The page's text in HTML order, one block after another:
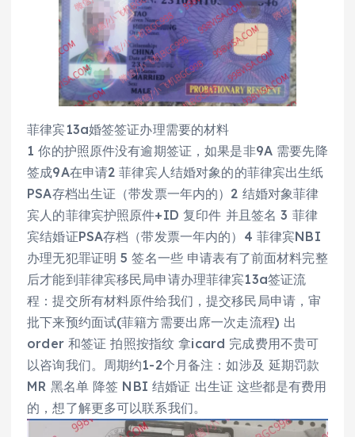
菲律宾13a婚签签证办理需要的材料
1 你的护照原件没有逾期签证，如果是非9A 需要先降
签成9A在申请2 菲律宾人结婚对象的的菲律宾出生纸
PSA存档出生证（带发票一年内的）2 结婚对象菲律
宾人的菲律宾护照原件+ID 复印件 并且签名 3 菲律
宾结婚证PSA存档（带发票一年内的）4 菲律宾NBI
办理无犯罪证明 5 签名一些 申请表有了前面材料完整
后才能到菲律宾移民局申请办理菲律宾13a签证流
程：提交所有材料原件给我们，提交移民局申请，审
批下来预约面试(菲籍方需要出席一次走流程) 出
order 和签证 拍照按指纹 拿icard 完成费用不贵可
以咨询我们。周期约1-2个月备注：如涉及 延期罚款
MR 黑名单 降签 NBI 结婚证 出生证 这些都是有费用
的，想了解更多可以联系我们。